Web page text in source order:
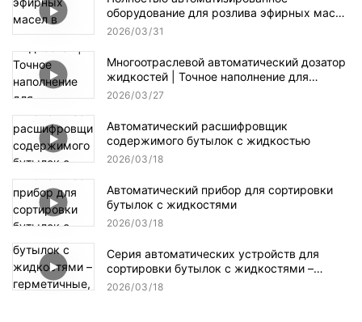
оборудование для розлива эфирных масел
в косметику, фармацевтику и пищевую
2026 03 31
Многоотраслевой автоматический дозатор
жидкостей | Точное наполнение для
косметики, медицины и пищевой
2026 03 27
Автоматический расшифровщик
содержимого бутылок с жидкостью
2026 03 18
Автоматический прибор для сортировки
бутылок с жидкостями
2026 03 18
Серия автоматических устройств для
сортировки бутылок с жидкостями –
герметичные, соответствующие
2026 03 18